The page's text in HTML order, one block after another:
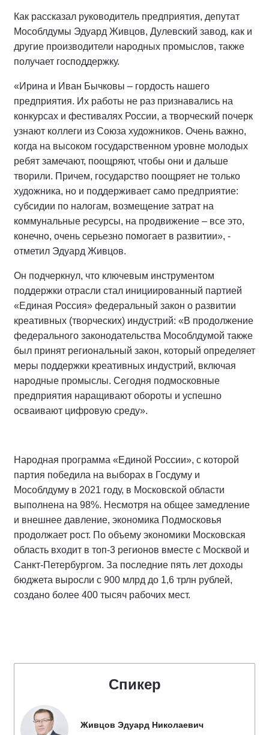
Как рассказал руководитель предприятия, депутат
Мособлдумы Эдуард Живцов, Дулевский завод, как и
другие производители народных промыслов, также
получает господдержку.
«Ирина и Иван Бычковы – гордость нашего
предприятия. Их работы не раз признавались на
конкурсах и фестивалях России, а творческий почерк
узнают коллеги из Союза художников. Очень важно,
когда на высоком государственном уровне молодых
ребят замечают, поощряют, чтобы они и дальше
творили. Причем, государство поощряет не только
художника, но и поддерживает само предприятие:
субсидии по налогам, возмещение затрат на
коммунальные ресурсы, на продвижение – все это,
конечно, очень серьезно помогает в развитии», -
отметил Эдуард Живцов.
Он подчеркнул, что ключевым инструментом
поддержки отрасли стал инициированный партией
«Единая Россия» федеральный закон о развитии
креативных (творческих) индустрий: «В продолжение
федерального законодательства Мособлдумой также
был принят региональный закон, который определяет
меры поддержки креативных индустрий, включая
народные промыслы. Сегодня подмосковные
предприятия наращивают обороты и успешно
осваивают цифровую среду».
Народная программа «Единой России», с которой
партия победила на выборах в Госдуму и
Мособлдуму в 2021 году, в Московской области
выполнена на 98%. Несмотря на общее замедление
и внешнее давление, экономика Подмосковья
продолжает рост. По объему экономики Московская
область входит в топ-3 регионов вместе с Москвой и
Санкт-Петербургом. За последние пять лет доходы
бюджета выросли с 900 млрд до 1,6 трлн рублей,
создано более 400 тысяч рабочих мест.
Спикер
Живцов Эдуард Николаевич